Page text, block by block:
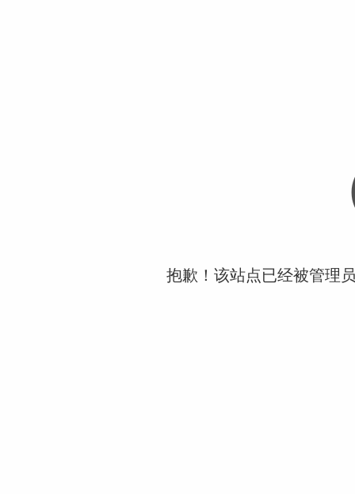
抱歉！该站点已经被管理